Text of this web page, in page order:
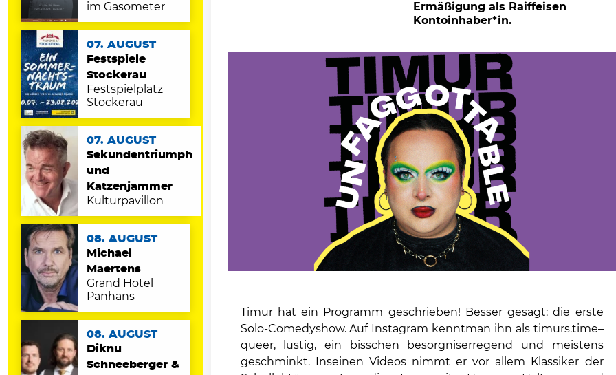
Ermäßigung als Raiffeisen
Kontoinhaber*in.
Timur hat ein Programm geschrieben! Besser gesagt: die erste
Solo-Comedyshow. Auf Instagram kenntman ihn als timurs.time–
queer, lustig, ein bisschen besorgniserregend und meistens
geschminkt. Inseinen Videos nimmt er vor allem Klassiker der
im Gasometer
07. AUGUST
Festspiele
Stockerau
Festspielplatz
Stockerau
07. AUGUST
Sekundentriumph
und
Katzenjammer
Kulturpavillon
08. AUGUST
Michael
Maertens
Grand Hotel
Panhans
08. AUGUST
Diknu
Schneeberger &